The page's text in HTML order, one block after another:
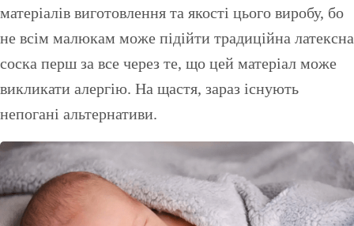
матеріалів виготовлення та якості цього виробу, бо
не всім малюкам може підійти традиційна латексна
соска перш за все через те, що цей матеріал може
викликати алергію. На щастя, зараз існують
непогані альтернативи.